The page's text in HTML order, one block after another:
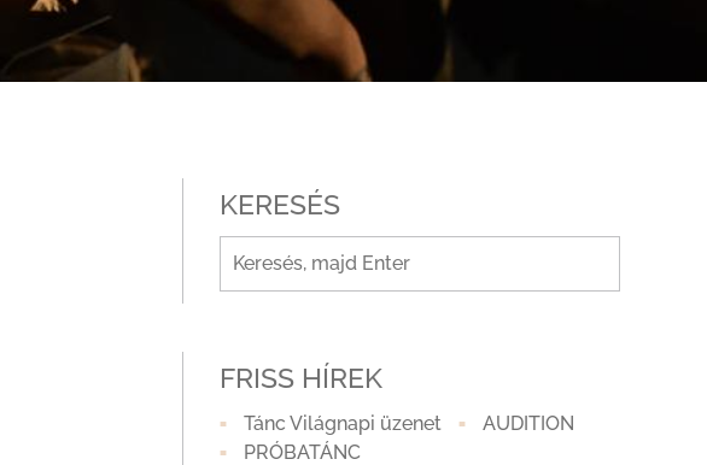
KERESÉS
FRISS HÍREK
Tánc Világnapi üzenet
AUDITION
PRÓBATÁNC